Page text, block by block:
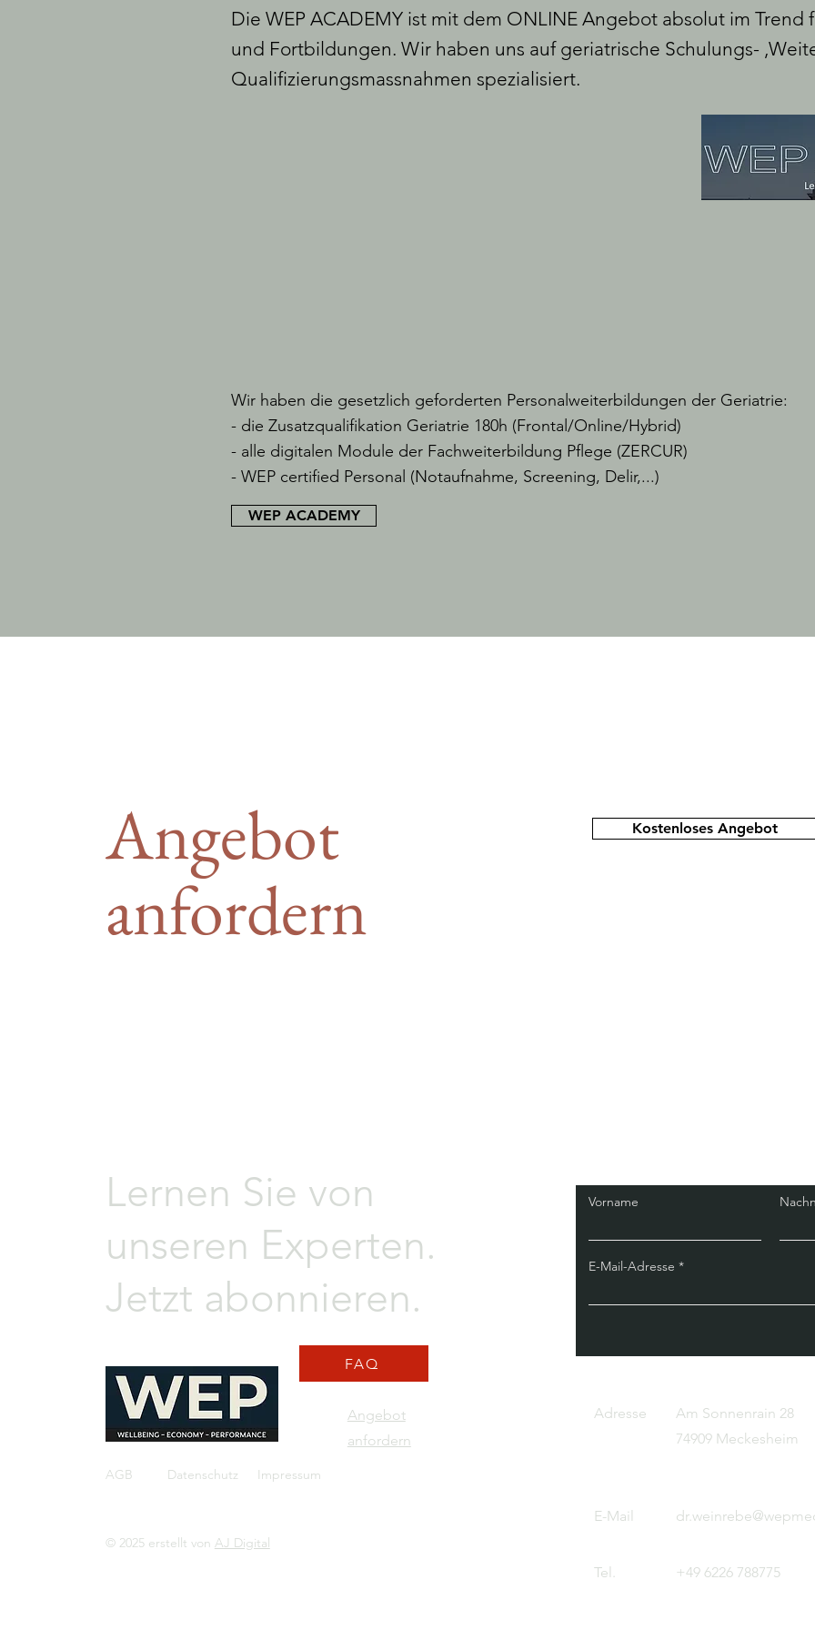
Die WEP ACADEMY ist mit dem ONLINE Angebot absolut im
und Fortbildungen. Wir haben uns auf geriatrische Schulungs-
Qualifizierungsmassnahmen spezialisiert.
Wir haben die gesetzlich geforderten Personalweiterbildungen der Geriatrie:
- die Zusatzqualifikation Geriatrie 180h (Frontal/Online/Hybrid)
- alle digitalen Module der Fachweiterbildung Pflege (ZERCUR)
- WEP certified Personal (Notaufnahme, Screening, Delir,...)
WEP ACADEMY
Angebot
anfordern
Kostenloses Angebot
Lernen Sie von
unseren Experten.
Jetzt abonnieren.
FAQ
Angebot
anfordern
AGB Datenschutz Impressum
© 2025 erstellt von AJ Digital
Vorname
E-Mail-Adresse
Adresse
Am Sonnenrain 28
74909 Meckesheim
E-Mail
Tel. +49 6226 788775